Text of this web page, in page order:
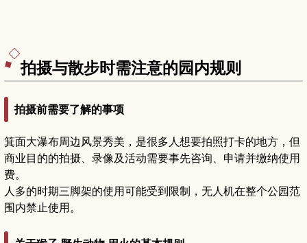
拍摄与散步时需注意的园内规则
拍摄前需要了解的事项
箕面大瀑布周边风景秀美，是很多人想要拍照打卡的地方，但
商业目的的拍摄、录像及活动需要事先咨询、申请并缴纳使用
费。
人多的时期三脚架的使用可能受到限制，无人机在整个公园范
围内禁止使用。